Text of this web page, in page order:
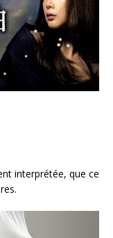
interprétée, que ce